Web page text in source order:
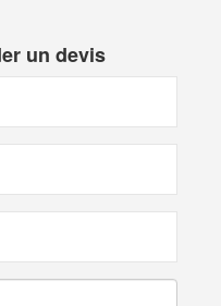
un devis